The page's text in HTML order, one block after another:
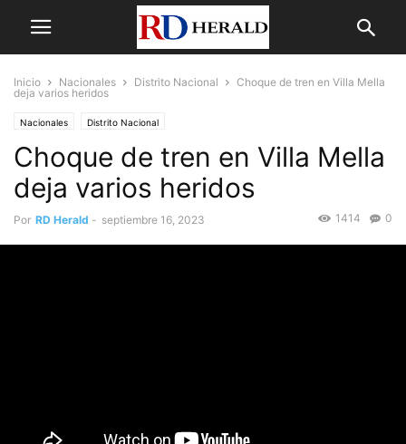
Inicio Nacionales Distrito Nacional
Choque de tren en Villa Mella
deja varios heridos
Nacionales Distrito Nacional
Choque de tren en Villa Mella
deja varios heridos
Por RD Herald - septiembre 16, 2023 0
1414